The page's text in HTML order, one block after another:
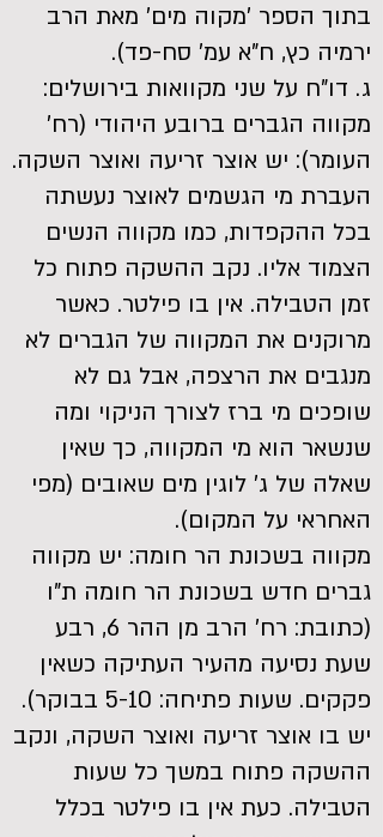
בתוך הספר 'מקוה מים' מאת הרב
ירמיה כץ, ח"א עמ' סח-פד).
ג. דו"ח על שני מקוואות בירושלים:
מקווה הגברים ברובע היהודי (רח'
העומר): יש אוצר זריעה ואוצר השקה.
העברת מי הגשמים לאוצר נעשתה
בכל ההקפדות, כמו מקווה הנשים
הצמוד אליו. נקב ההשקה פתוח כל
זמן הטבילה. אין בו פילטר. כאשר
מרוקנים את המקווה של הגברים לא
מנגבים את הרצפה, אבל גם לא
שופכים מי ברז לצורך הניקוי ומה
שנשאר הוא מי המקווה, כך שאין
שאלה של ג' לוגין מים שאובים (מפי
האחראי על המקום).
מקווה בשכונת הר חומה: יש מקווה
גברים חדש בשכונת הר חומה ת"ו
(כתובת: רח' הרב מן ההר 6, רבע
שעת נסיעה מהעיר העתיקה כשאין
פקקים. שעות פתיחה: 5-10 בבוקר).
יש בו אוצר זריעה ואוצר השקה, ונקב
ההשקה פתוח במשך כל שעות
הטבילה. כעת אין בו פילטר בכלל